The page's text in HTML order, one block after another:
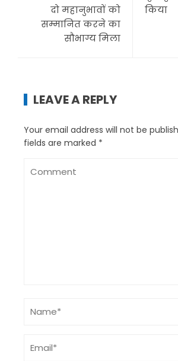
दो महानुभावों को
सम्मानित करने का
सौभाग्य मिला
किया
LEAVE A REPLY
Your email address will not be
fields are marked *